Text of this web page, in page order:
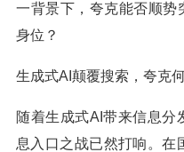
一背景下，夸克能否顺势
身位？
生成式AI颠覆搜索，夸克
随着生成式AI带来信息分
息入口之战已然打响。在